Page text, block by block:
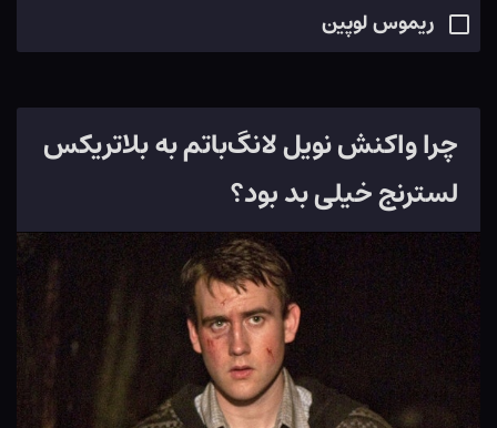
ریموس لوپین
چرا واکنش نویل لانگ‌باتم به بلاتریکس
لسترنج خیلی بد بود؟